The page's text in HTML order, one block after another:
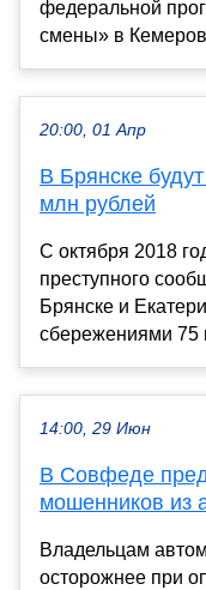
федеральной
смены» в
20:00, 01 Апр
В Брянске
млн рублей
С октября 2018
преступного
Брянске и
сбережениями 75
14:00, 29 Июн
В Совфеде
мошенников из
Владельцам
осторожнее при